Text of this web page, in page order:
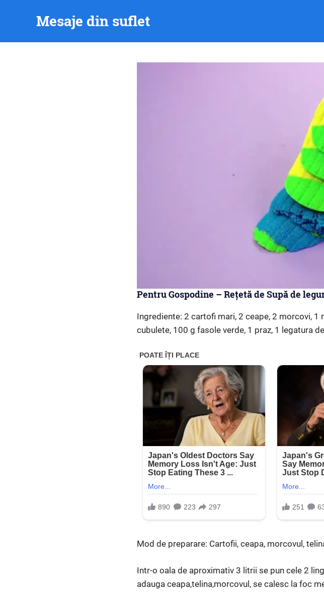
Mesaje din suflet
Pentru Gospodine – Rețetă de Supă de
Ingrediente: 2 cartofi mari, 2 ceape, 2 morcovi,
cubulete, 100 g fasole verde, 1 praz, 1 legatura
Mod de preparare: Cartofii, ceapa, morcovul,
Intr-o oala de aproximativ 3 litrii se pun cele 2
adauga ceapa,telina,morcovul, se calesc la foc